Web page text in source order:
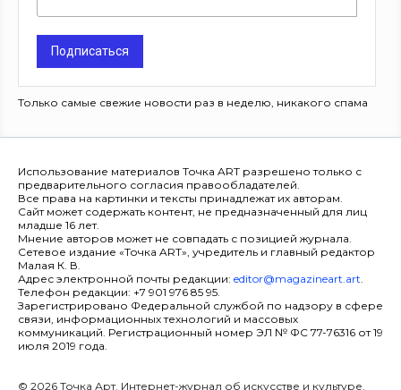
Подписаться
Только самые свежие новости раз в неделю, никакого спама
Использование материалов Точка ART разрешено только с
предварительного согласия правообладателей.
Все права на картинки и тексты принадлежат их авторам.
Сайт может содержать контент, не предназначенный для лиц
младше 16 лет.
Мнение авторов может не совпадать с позицией журнала.
Сетевое издание «Точка ART», учредитель и главный редактор
Малая К. В.
Адрес электронной почты редакции: editor@magazineart.art.
Телефон редакции: +7 901 976 85 95.
Зарегистрировано Федеральной службой по надзору в сфере
связи, информационных технологий и массовых
коммуникаций. Регистрационный номер ЭЛ № ФС 77-76316 от 19
июля 2019 года.
© 2026 Точка Арт. Интернет-журнал об искусстве и культуре.